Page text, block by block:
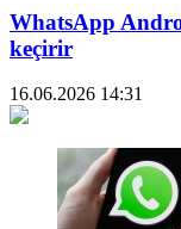
WhatsApp
keçirir
16.06.2026 14:31